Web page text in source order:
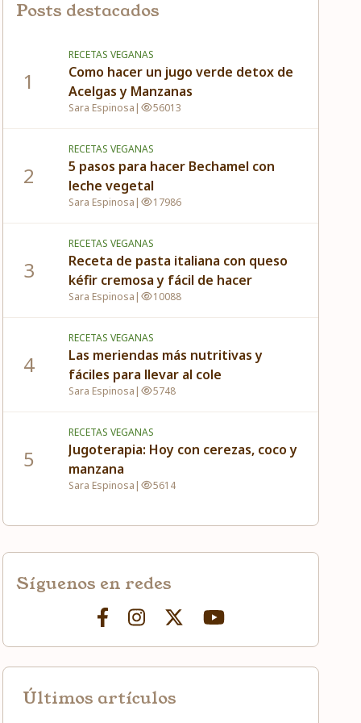
Posts destacados
1
RECETAS VEGANAS
Como hacer un jugo verde detox de
Acelgas y Manzanas
Sara Espinosa | 56013
2
RECETAS VEGANAS
5 pasos para hacer Bechamel con
leche vegetal
Sara Espinosa | 17986
3
RECETAS VEGANAS
Receta de pasta italiana con queso
kéfir cremosa y fácil de hacer
Sara Espinosa | 10088
4
RECETAS VEGANAS
Las meriendas más nutritivas y
fáciles para llevar al cole
Sara Espinosa | 5748
5
RECETAS VEGANAS
Jugoterapia: Hoy con cerezas, coco y
manzana
Sara Espinosa | 5614
Síguenos en redes
Últimos artículos